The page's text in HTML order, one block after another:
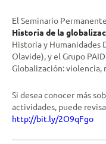
El Seminario
Historia de la
Historia y Humanidades
Olavide), y el Grupo
Globalización:
Si desea conocer más
actividades, puede
http://bit.ly/2O9qFgo